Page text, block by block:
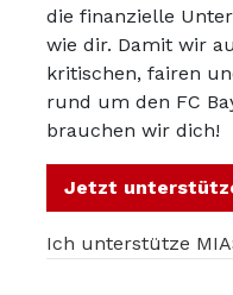
Beim Nachschuss
Auch in der zweiten
Abschlüsse, bei
muss. Spielt ein,
Miasanrot-Note: 3
die finanzielle
wie dir. Damit wir
kritischen, fairen
rund um den FC
brauchen wir dich!
Jetzt
Ich unterstütze